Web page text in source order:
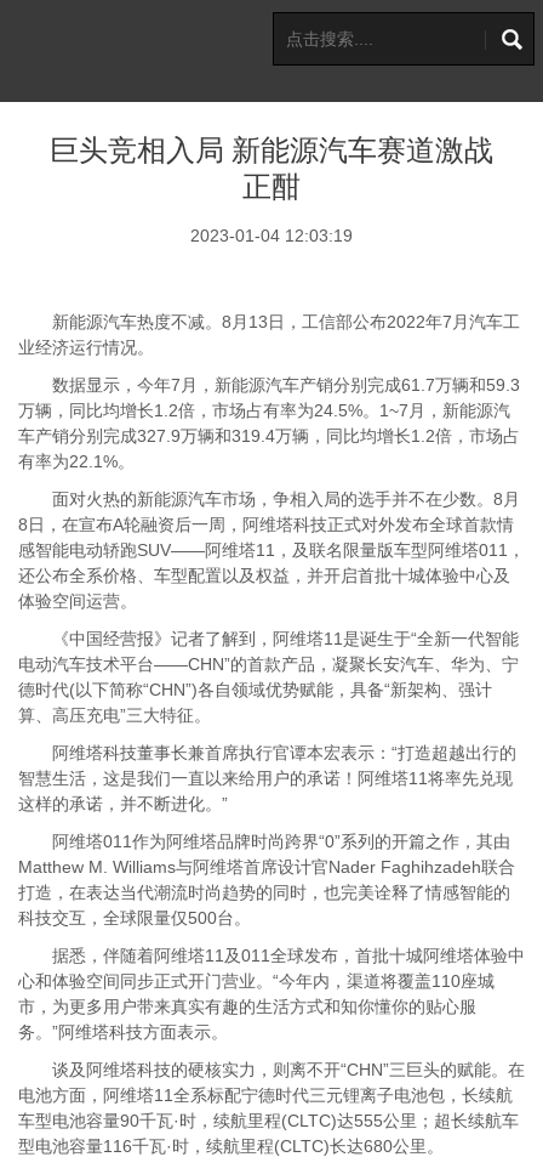
巨头竞相入局 新能源汽车赛道激战
正酣
2023-01-04 12:03:19
新能源汽车热度不减。8月13日，工信部公布2022年7月汽车工
业经济运行情况。
数据显示，今年7月，新能源汽车产销分别完成61.7万辆和59.3
万辆，同比均增长1.2倍，市场占有率为24.5%。1~7月，新能源汽
车产销分别完成327.9万辆和319.4万辆，同比均增长1.2倍，市场占
有率为22.1%。
面对火热的新能源汽车市场，争相入局的选手并不在少数。8月
8日，在宣布A轮融资后一周，阿维塔科技正式对外发布全球首款情
感智能电动轿跑SUV——阿维塔11，及联名限量版车型阿维塔011，
还公布全系价格、车型配置以及权益，并开启首批十城体验中心及
体验空间运营。
《中国经营报》记者了解到，阿维塔11是诞生于“全新一代智能
电动汽车技术平台——CHN”的首款产品，凝聚长安汽车、华为、宁
德时代(以下简称“CHN”)各自领域优势赋能，具备“新架构、强计
算、高压充电”三大特征。
阿维塔科技董事长兼首席执行官谭本宏表示：“打造超越出行的
智慧生活，这是我们一直以来给用户的承诺！阿维塔11将率先兑现
这样的承诺，并不断进化。”
阿维塔011作为阿维塔品牌时尚跨界“0”系列的开篇之作，其由
Matthew M. Williams与阿维塔首席设计官Nader Faghihzadeh联合
打造，在表达当代潮流时尚趋势的同时，也完美诠释了情感智能的
科技交互，全球限量仅500台。
据悉，伴随着阿维塔11及011全球发布，首批十城阿维塔体验中
心和体验空间同步正式开门营业。“今年内，渠道将覆盖110座城
市，为更多用户带来真实有趣的生活方式和知你懂你的贴心服
务。”阿维塔科技方面表示。
谈及阿维塔科技的硬核实力，则离不开“CHN”三巨头的赋能。在
电池方面，阿维塔11全系标配宁德时代三元锂离子电池包，长续航
车型电池容量90千瓦·时，续航里程(CLTC)达555公里；超长续航车
型电池容量116千瓦·时，续航里程(CLTC)长达680公里。